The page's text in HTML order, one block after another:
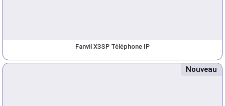
Fanvil X3SP Téléphone IP
Nouveau